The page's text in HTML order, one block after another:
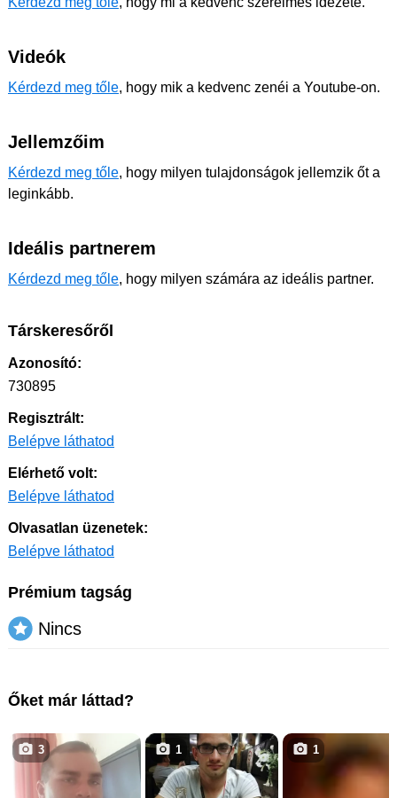
Videók
Kérdezd meg tőle, hogy mik a kedvenc zenéi a Youtube-on.
Jellemzőim
Kérdezd meg tőle, hogy milyen tulajdonságok jellemzik őt a
leginkább.
Ideális partnerem
Kérdezd meg tőle, hogy milyen számára az ideális partner.
Társkeresőről
Azonosító:
730895
Regisztrált:
Belépve láthatod
Elérhető volt:
Belépve láthatod
Olvasatlan üzenetek:
Belépve láthatod
Prémium tagság
Nincs
Őket már láttad?
3 1 1